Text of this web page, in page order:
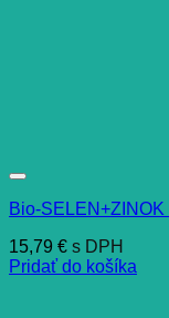
Bio-
15,79 € s DPH
Pridať do košíka